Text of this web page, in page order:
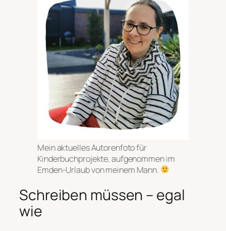
Mein aktuelles Autorenfoto für
Kinderbuchprojekte, aufgenommen im
Emden-Urlaub von meinem Mann.
Schreiben müssen – egal
wie